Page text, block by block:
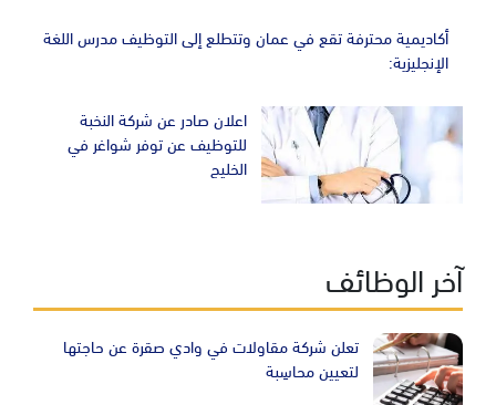
أكاديمية محترفة تقع في عمان وتتطلع إلى التوظيف مدرس اللغة
الإنجليزية:
اعلان صادر عن شركة النخبة
للتوظيف عن توفر شواغر في
الخليج
آخر الوظائف
تعلن شركة مقاولات في وادي صقرة عن حاجتها
لتعيين محاسِبة